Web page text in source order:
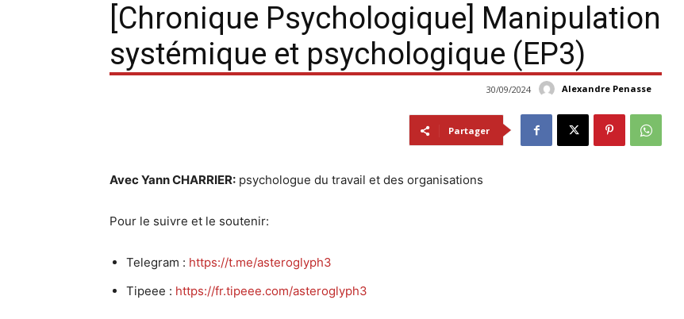
[Chronique Psychologique] Manipulation
systémique et psychologique (EP3)
Alexandre Penasse
30/09/2024
Partager
Avec Yann CHARRIER: psychologue du travail et des organisations
Pour le suivre et le soutenir:
Telegram : https://t.me/asteroglyph3
Tipeee : https://fr.tipeee.com/asteroglyph3